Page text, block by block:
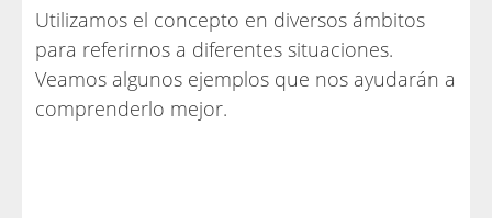
Utilizamos el concepto en diversos ámbitos
para referirnos a diferentes situaciones.
Veamos algunos ejemplos que nos ayudarán a
comprenderlo mejor.